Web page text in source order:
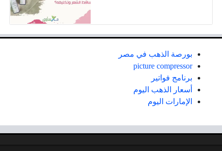
بورصة الذهب في مصر
picture compressor
برنامج فواتير
أسعار الذهب اليوم
الإمارات اليوم